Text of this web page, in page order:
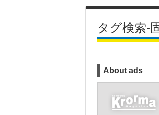
タグ検索-
About ads